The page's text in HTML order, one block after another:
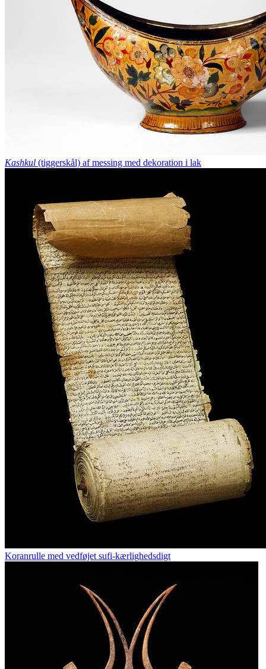
Kashkul (tiggerskål) af messing med dekoration i lak
Koranrulle med vedføjet sufi-kærlighedsdigt